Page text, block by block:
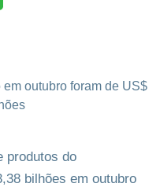
produtos do
bilhões em outubro